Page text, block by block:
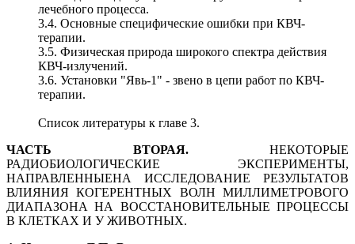
лечебного процесса.
3.4. Основные специфические ошибки при КВЧ-
терапии.
3.5. Физическая природа широкого спектра действия
КВЧ-излучений.
3.6. Установки "Явь-1" - звено в цепи работ по КВЧ-
терапии.
Список литературы к главе 3.
ЧАСТЬ ВТОРАЯ.НЕКОТОРЫЕ
РАДИОБИОЛОГИЧЕСКИЕ ЭКСПЕРИМЕНТЫ,
НАПРАВЛЕННЫЕНА ИССЛЕДОВАНИЕ РЕЗУЛЬТАТОВ
ВЛИЯНИЯ КОГЕРЕНТНЫХ ВОЛН МИЛЛИМЕТРОВОГО
ДИАПАЗОНА НА ВОССТАНОВИТЕЛЬНЫЕ ПРОЦЕССЫ
В КЛЕТКАХ И У ЖИВОТНЫХ.